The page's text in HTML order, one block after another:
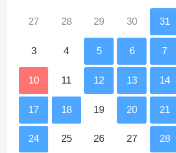
27 28 29 30 31
3 4 5 6 7
10 11 12 13 14
17 18 19 20 21
24 25 26 27 28